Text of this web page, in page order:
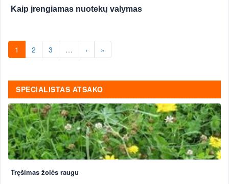
Kaip įrengiamas nuotekų valymas
1 2 3 … › »
SPECIALISTAS ATSAKO
Tręšimas žolės raugu